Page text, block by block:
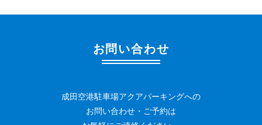
お問い合わせ
成田空港駐車場アクアパーキングへの
お問い合わせ・ご予約は